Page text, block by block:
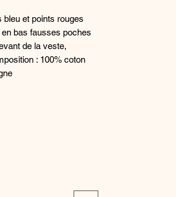
bleu et points rouges
bas fausses poches
de la veste,
: 100% coton